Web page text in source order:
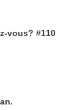
vous? #110